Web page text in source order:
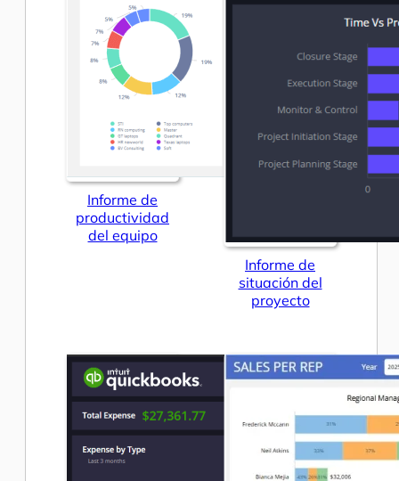
Informe de
productividad
del equipo
Informe de
situación del
proyecto